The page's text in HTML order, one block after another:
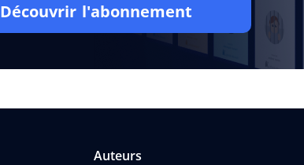
Découvrir l'abonnement
Auteurs